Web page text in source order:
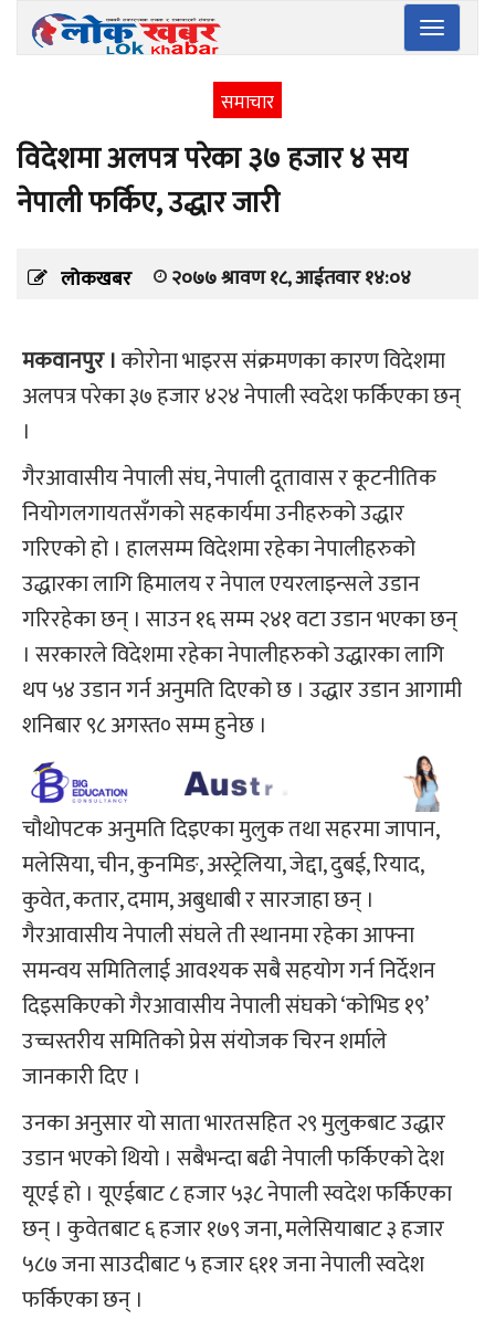
Toggle
समाचार
विदेशमा अलपत्र परेका ३७ हजार ४ सय
नेपाली फर्किए, उद्धार जारी
लोकखबर २०७७ श्रावण १८, आईतवार १४:०४
मकवानपुर ।कोरोना भाइरस संक्रमणका कारण विदेशमा
अलपत्र परेका ३७ हजार ४२४ नेपाली स्वदेश फर्किएका छन्
।
गैरआवासीय नेपाली संघ, नेपाली दूतावास र कूटनीतिक
नियोगलगायतसँगको सहकार्यमा उनीहरुको उद्धार
गरिएको हो । हालसम्म विदेशमा रहेका नेपालीहरुको
उद्धारका लागि हिमालय र नेपाल एयरलाइन्सले उडान
गरिरहेका छन् । साउन १६ सम्म २४१ वटा उडान भएका छन्
। सरकारले विदेशमा रहेका नेपालीहरुको उद्धारका लागि
थप ५४ उडान गर्न अनुमति दिएको छ । उद्धार उडान आगामी
शनिबार ९८ अगस्त० सम्म हुनेछ ।
चौथोपटक अनुमति दिइएका मुलुक तथा सहरमा जापान,
मलेसिया, चीन, कुनमिङ, अस्ट्रेलिया, जेद्दा, दुबई, रियाद,
कुवेत, कतार, दमाम, अबुधाबी र सारजाहा छन् ।
गैरआवासीय नेपाली संघले ती स्थानमा रहेका आफ्ना
समन्वय समितिलाई आवश्यक सबै सहयोग गर्न निर्देशन
दिइसकिएको गैरआवासीय नेपाली संघको ‘कोभिड १९’
उच्चस्तरीय समितिको प्रेस संयोजक चिरन शर्माले
जानकारी दिए ।
उनका अनुसार यो साता भारतसहित २९ मुलुकबाट उद्धार
उडान भएको थियो । सबैभन्दा बढी नेपाली फर्किएको देश
यूएई हो । यूएईबाट ८ हजार ५३८ नेपाली स्वदेश फर्किएका
छन् । कुवेतबाट ६ हजार १७९ जना, मलेसियाबाट ३ हजार
५८७ जना साउदीबाट ५ हजार ६११ जना नेपाली स्वदेश
फर्किएका छन् ।